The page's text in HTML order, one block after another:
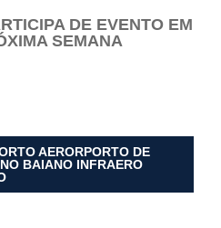
DE EVENTO EM
SEMANA
AERORPORTO DE
BAIANO INFRAERO